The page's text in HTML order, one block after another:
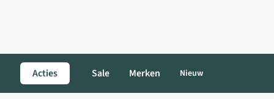
Acties Sale Merken Nieuw